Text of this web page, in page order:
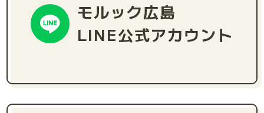
モルック広島
LINE公式アカウント